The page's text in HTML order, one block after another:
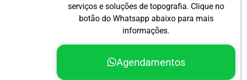
serviços e soluções de topografia. Clique no
botão do Whatsapp abaixo para mais
informações.
Agendamentos